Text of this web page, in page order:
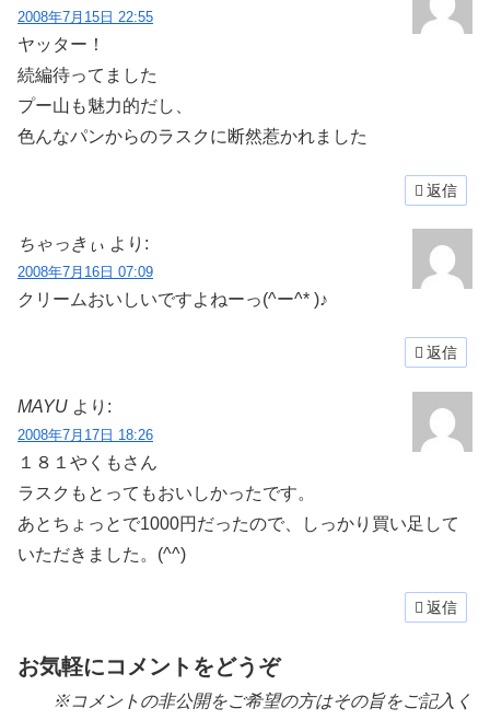
2008年7月15日 22:55
ヤッター！
続編待ってました
プー山も魅力的だし、
色んなパンからのラスクに断然惹かれました
返信
ちゃっきぃ より:
2008年7月16日 07:09
クリームおいしいですよねーっ(^ー^* )♪
返信
MAYU より:
2008年7月17日 18:26
１８１やくもさん
ラスクもとってもおいしかったです。
あとちょっとで1000円だったので、しっかり買い足して
いただきました。(^^)
返信
お気軽にコメントをどうぞ
※コメントの非公開をご希望の方はその旨をご記入く